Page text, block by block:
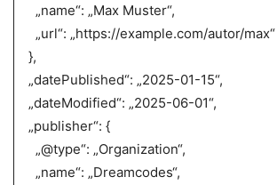
„name“: „Max Muster“,
„url“: „https://example.com/autor/max“
},
„datePublished“: „2025-01-15“,
„dateModified“: „2025-06-01“,
„publisher“: {
„@type“: „Organization“,
„name“: „Dreamcodes“,